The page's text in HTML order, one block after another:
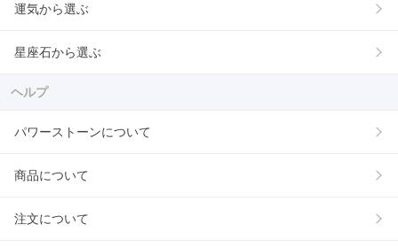
運気から選ぶ
星座石から選ぶ
ヘルプ
パワーストーンについて
商品について
注文について